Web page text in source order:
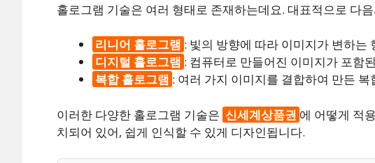
홀로그램 기술은 여러 형태로 존재하는데요. 대표적으로 다
리니어 홀로그램 : 빛의 방향에 따라 이미지가 변하는
디지털 홀로그램 : 컴퓨터로 만들어진 이미지가 포함
복합 홀로그램 : 여러 가지 이미지를 결합하여 만든
이러한 다양한 홀로그램 기술은 신세계상품권 에 어떻게 적
치되어 있어, 쉽게 인식할 수 있게 디자인됩니다.